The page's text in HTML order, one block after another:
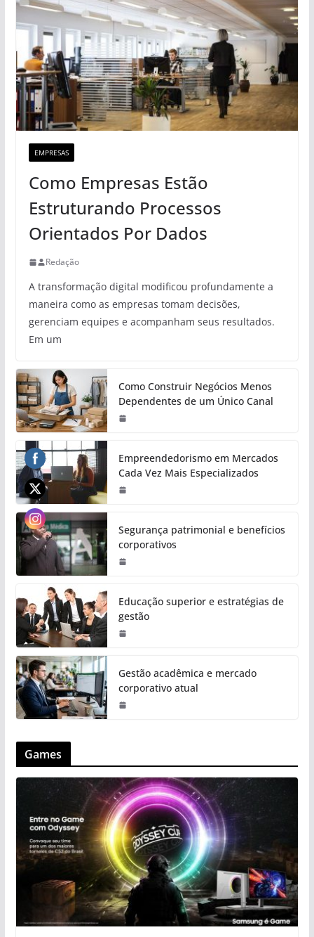
EMPRESAS
Como Empresas Estão
Estruturando Processos
Orientados Por Dados
Redação
A transformação digital modificou profundamente a
maneira como as empresas tomam decisões,
gerenciam equipes e acompanham seus resultados.
Em um
Como Construir Negócios Menos
Dependentes de um Único Canal
Empreendedorismo em Mercados
Cada Vez Mais Especializados
Segurança patrimonial e benefícios
corporativos
Educação superior e estratégias de
gestão
Gestão acadêmica e mercado
corporativo atual
Games